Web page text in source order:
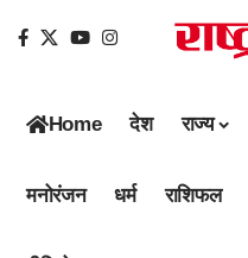
Home देश राज्य
मनोरंजन धर्म राशिफल